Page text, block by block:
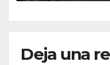
Deja una